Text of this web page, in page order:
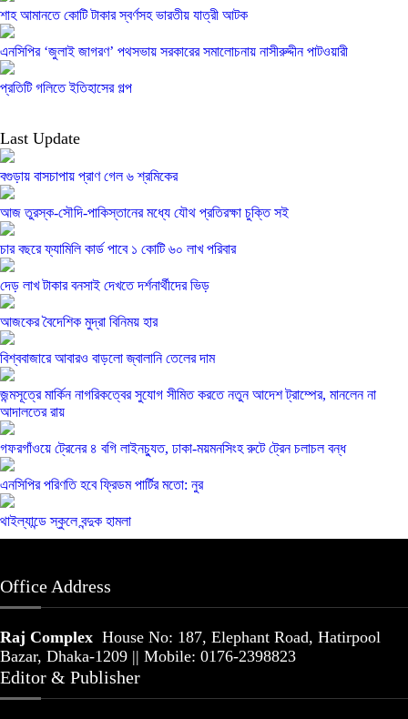
শাহ আমানতে কোটি টাকার স্বর্ণসহ ভারতীয় যাত্রী আটক
এনসিপির ‘জুলাই জাগরণ’ পথসভায় সরকারের সমালোচনায় নাসীরুদ্দীন পাটওয়ারী
প্রতিটি গলিতে ইতিহাসের গল্প
Last Update
বগুড়ায় বাসচাপায় প্রাণ গেল ৬ শ্রমিকের
আজ তুরস্ক-সৌদি-পাকিস্তানের মধ্যে যৌথ প্রতিরক্ষা চুক্তি সই
চার বছরে ফ্যামিলি কার্ড পাবে ১ কোটি ৬০ লাখ পরিবার
দেড় লাখ টাকার বনসাই দেখতে দর্শনার্থীদের ভিড়
আজকের বৈদেশিক মুদ্রা বিনিময় হার
বিশ্ববাজারে আবারও বাড়লো জ্বালানি তেলের দাম
জন্মসূত্রে মার্কিন নাগরিকত্বের সুযোগ সীমিত করতে নতুন আদেশ ট্রাম্পের, মানলেন না
আদালতের রায়
গফরগাঁওয়ে ট্রেনের ৪ বগি লাইনচ্যুত, ঢাকা-ময়মনসিংহ রুটে ট্রেন চলাচল বন্ধ
এনসিপির পরিণতি হবে ফ্রিডম পার্টির মতো: নুর
থাইল্যান্ডে স্কুলে বন্দুক হামলা
Office Address
Raj Complex House No: 187, Elephant Road, Hatirpool
Bazar, Dhaka-1209 || Mobile: 0176-2398823
Editor & Publisher